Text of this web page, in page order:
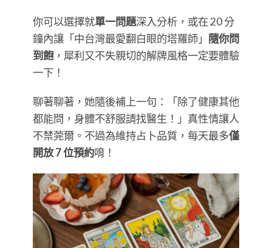
你可以選擇就單一問題深入分析，或在 20 分
鐘內讓「中台灣最愛翻白眼的塔羅師」
隨你問
到飽，犀利又不失親切的解牌風格一定要體驗
一下！
聊著聊著，她隨後補上一句：「除了健康其他
都能問，身體不舒服請找醫生！」真性情讓人
不禁莞爾。不過為維持占卜品質，每天最多僅
開放 7 位預約唷！